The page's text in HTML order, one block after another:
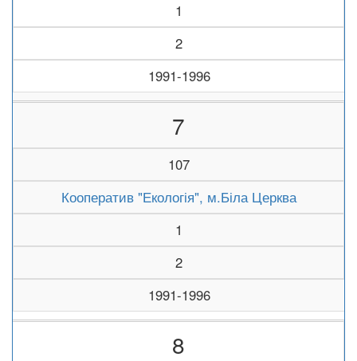
1
2
1991-1996
7
107
Кооператив "Екологія", м.Біла Церква
1
2
1991-1996
8